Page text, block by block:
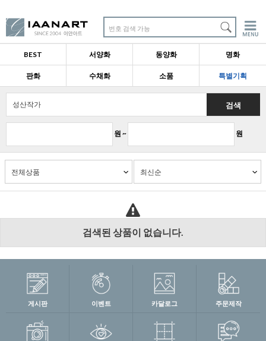
번호 검색 가능
BEST 서양화 동양화 명화
판화 수채화 소품 특별기획
원 ~ 원
검색
검색된 상품이 없습니다.
게시판 이벤트 카달로그 주문제작